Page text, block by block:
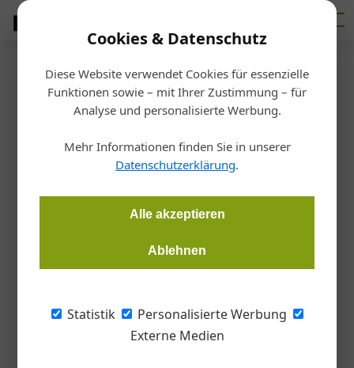
Cookies & Datenschutz
Diese Website verwendet Cookies für essenzielle
Funktionen sowie – mit Ihrer Zustimmung – für
Analyse und personalisierte Werbung.
Mehr Informationen finden Sie in unserer
Datenschutzerklärung.
Alle akzeptieren
Ablehnen
Statistik
Personalisierte Werbung
Externe Medien
Startseite /Bauen
Robotik und KI
Die Baustelle ist auf den Hund
gekommen
Christoph Hauzenberger, Österreichische Bauzeitung
heimischen Baustellen in Zukunft öfter antreffen wird.